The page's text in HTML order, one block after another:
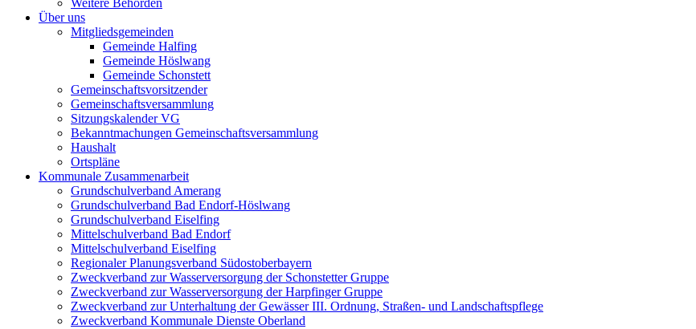
Weitere Behörden
Über uns
Mitgliedsgemeinden
Gemeinde Halfing
Gemeinde Höslwang
Gemeinde Schonstett
Gemeinschaftsvorsitzender
Gemeinschaftsversammlung
Sitzungskalender VG
Bekanntmachungen Gemeinschaftsversammlung
Haushalt
Ortspläne
Kommunale Zusammenarbeit
Grundschulverband Amerang
Grundschulverband Bad Endorf-Höslwang
Grundschulverband Eiselfing
Mittelschulverband Bad Endorf
Mittelschulverband Eiselfing
Regionaler Planungsverband Südostoberbayern
Zweckverband zur Wasserversorgung der Schonstetter Gruppe
Zweckverband zur Wasserversorgung der Harpfinger Gruppe
Zweckverband zur Unterhaltung der Gewässer III. Ordnung, Straßen- und Landschaftspflege
Zweckverband Kommunale Dienste Oberland